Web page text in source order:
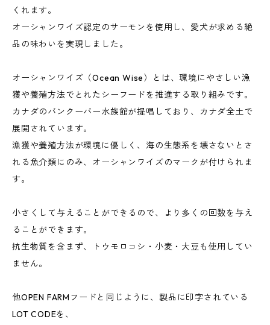
くれます。
オーシャンワイズ認定のサーモンを使用し、愛犬が求める絶
品の味わいを実現しました。
オーシャンワイズ（Ocean Wise）とは、環境にやさしい漁
獲や養殖方法でとれたシーフードを推進する取り組みです。
カナダのバンクーバー水族館が提唱しており、カナダ全土で
展開されています。
漁獲や養殖方法が環境に優しく、海の生態系を壊さないとさ
れる魚介類にのみ、オーシャンワイズのマークが付けられま
す。
小さくして与えることができるので、より多くの回数を与え
ることができます。
抗生物質を含まず、トウモロコシ・小麦・大豆も使用してい
ません。
他OPEN FARMフードと同じように、製品に印字されている
LOT CODEを、